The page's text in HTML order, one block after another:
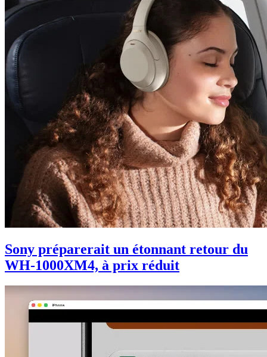
Sony préparerait un étonnant retour du
WH-1000XM4, à prix réduit